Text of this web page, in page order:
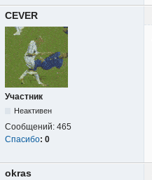
CEVER
Участник
Неактивен
Сообщений: 465
Спасибо: 0
okras